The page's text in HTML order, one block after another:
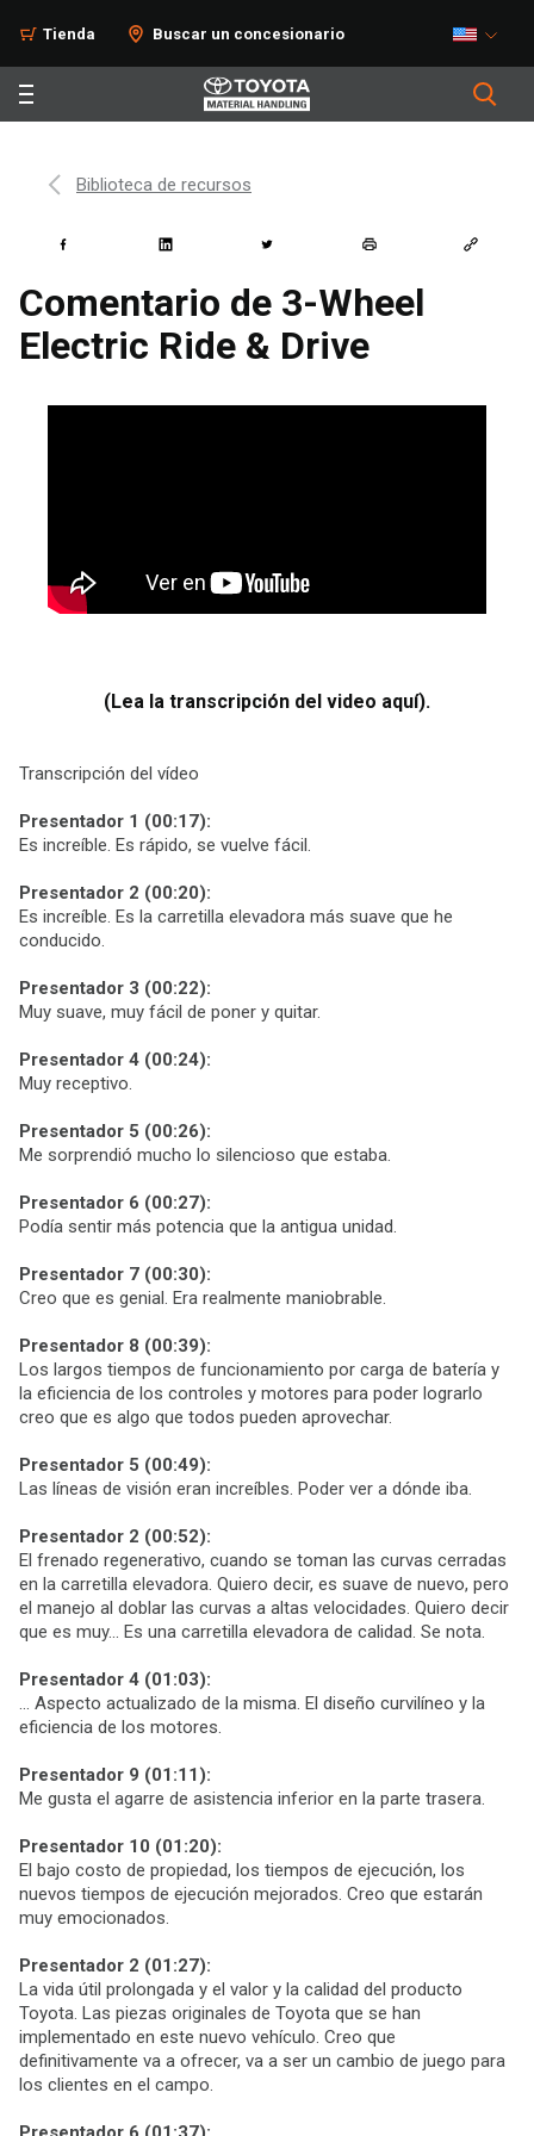
Tienda Buscar un concesionario
Biblioteca de recursos
Comentario de 3-Wheel
Electric Ride & Drive
(Lea la transcripción del video aquí).
Transcripción del vídeo
Presentador 1 (00:17):
Es increíble. Es rápido, se vuelve fácil.
Presentador 2 (00:20):
Es increíble. Es la carretilla elevadora más suave que he
conducido.
Presentador 3 (00:22):
Muy suave, muy fácil de poner y quitar.
Presentador 4 (00:24):
Muy receptivo.
Presentador 5 (00:26):
Me sorprendió mucho lo silencioso que estaba.
Presentador 6 (00:27):
Podía sentir más potencia que la antigua unidad.
Presentador 7 (00:30):
Creo que es genial. Era realmente maniobrable.
Presentador 8 (00:39):
Los largos tiempos de funcionamiento por carga de batería y
la eficiencia de los controles y motores para poder lograrlo
creo que es algo que todos pueden aprovechar.
Presentador 5 (00:49):
Las líneas de visión eran increíbles. Poder ver a dónde iba.
Presentador 2 (00:52):
El frenado regenerativo, cuando se toman las curvas cerradas
en la carretilla elevadora. Quiero decir, es suave de nuevo, pero
el manejo al doblar las curvas a altas velocidades. Quiero decir
que es muy... Es una carretilla elevadora de calidad. Se nota.
Presentador 4 (01:03):
… Aspecto actualizado de la misma. El diseño curvilíneo y la
eficiencia de los motores.
Presentador 9 (01:11):
Me gusta el agarre de asistencia inferior en la parte trasera.
Presentador 10 (01:20):
El bajo costo de propiedad, los tiempos de ejecución, los
nuevos tiempos de ejecución mejorados. Creo que estarán
muy emocionados.
Presentador 2 (01:27):
La vida útil prolongada y el valor y la calidad del producto
Toyota. Las piezas originales de Toyota que se han
implementado en este nuevo vehículo. Creo que
definitivamente va a ofrecer, va a ser un cambio de juego para
los clientes en el campo.